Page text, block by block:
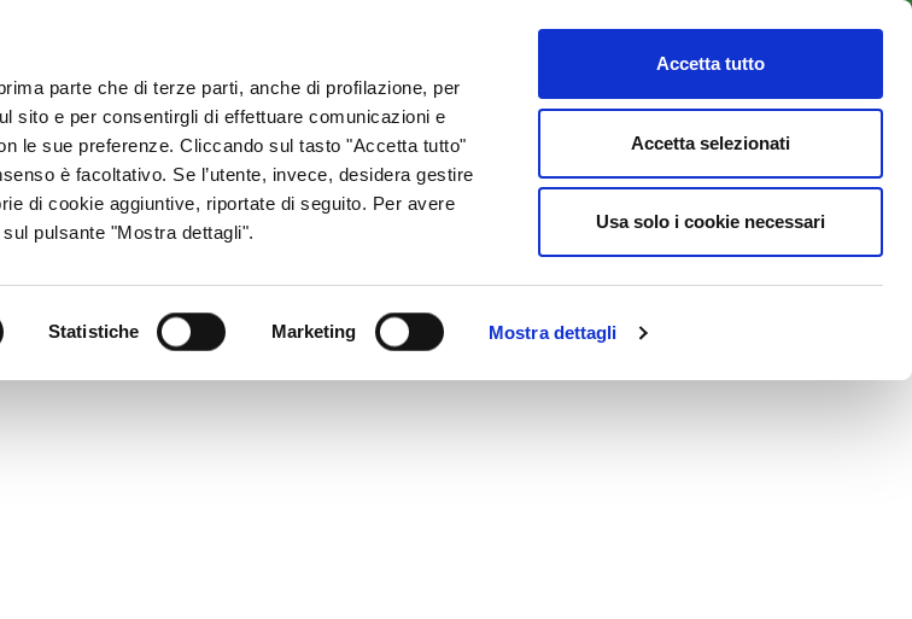
parte che di terze parti, anche di profilazione, per
sito e per consentirgli di effettuare comunicazioni e
le sue preferenze. Cliccando sul tasto "Accetta tutto"
è facoltativo. Se l’utente, invece, desidera gestire
di cookie aggiuntive, riportate di seguito. Per avere
pulsante "Mostra dettagli".
Statistiche Marketing Mostra dettagli
Accetta tutto
Accetta selezionati
Usa solo i cookie necessari
RETE DISTRIBUTIVA PRODOTTI RISORSE UTILI NEWS & BLOG CONTATTI